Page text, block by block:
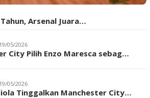
Arsenal Juara…
19/05/2026
City Pilih Enzo Maresca sebag…
19/05/2026
Tinggalkan Manchester City…